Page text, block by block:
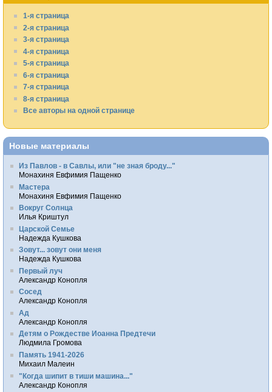
1-я страница
2-я страница
3-я страница
4-я страница
5-я страница
6-я страница
7-я страница
8-я страница
Все авторы на одной странице
Новые материалы
Из Павлов - в Савлы, или "не зная броду..."
Монахиня Евфимия Пащенко
Мастера
Монахиня Евфимия Пащенко
Вокруг Солнца
Илья Криштул
Царской Семье
Надежда Кушкова
Зовут... зовут они меня
Надежда Кушкова
Первый луч
Александр Конопля
Сосед
Александр Конопля
Ад
Александр Конопля
Детям о Рождестве Иоанна Предтечи
Людмила Громова
Память 1941-2026
Михаил Малеин
"Когда шипит в тиши машина..."
Александр Конопля